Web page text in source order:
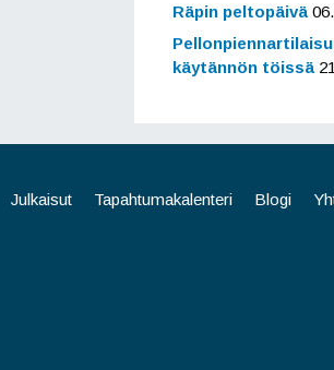
Räpin peltopäivä
käytännön töissä
Julkaisut Tapahtumakalenteri Blogi